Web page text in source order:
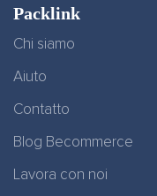
Packlink
Chi siamo
Aiuto
Contatto
Blog Becommerce
Lavora con noi